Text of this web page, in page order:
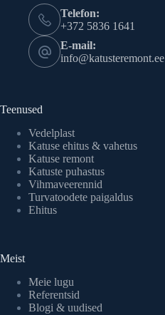
Telefon:
+372 5836 1641
E-mail:
info@katusteremont.ee
Teenused
Vedelplast
Katuse ehitus & vahetus
Katuse remont
Katuste puhastus
Vihmaveerennid
Turvatoodete paigaldus
Ehitus
Meist
Meie lugu
Referentsid
Blogi & uudised